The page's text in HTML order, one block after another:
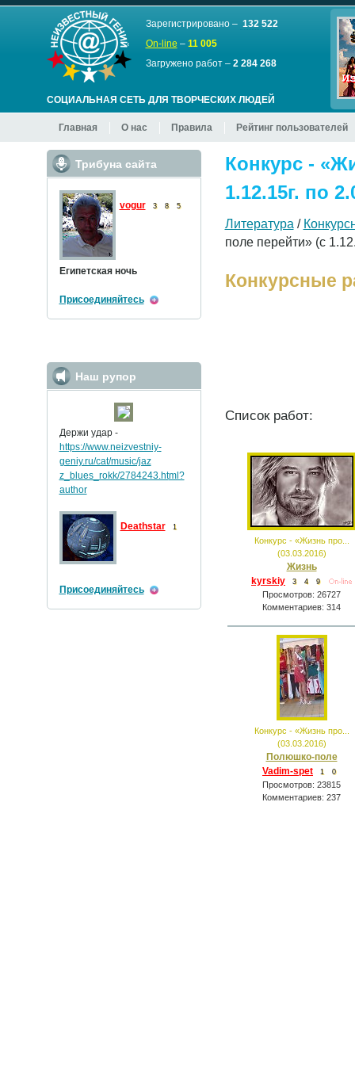
Зарегистрировано – 132 522
On-line– 11 005
Загружено работ – 2 284 268
СОЦИАЛЬНАЯ СЕТЬ ДЛЯ ТВОРЧЕСКИХ ЛЮДЕЙ
Главная О нас Правила Рейтинг пользователей
Конкурс -
1.12.15г. по
Литература /
поле перейти» (с
Конкурсные
Список работ:
Конкурс - «Жизнь про...
(03.03.2016)
Жизнь
kyrskiy
3 4 9
Просмотров: 26727
Комментариев: 314
Конкурс - «Жизнь про...
(03.03.2016)
Полюшко-поле
Vadim-spet
1 0
Просмотров: 23815
Комментариев: 237
Трибуна сайта
vogur 3 8 5
Египетская ночь
Присоединяйтесь
Наш рупор
Держи удар -
https://www.neizvestniy-
geniy.ru/cat/music/jaz
z_blues_rokk/2784243.html?
author
Deathstar 1
Присоединяйтесь